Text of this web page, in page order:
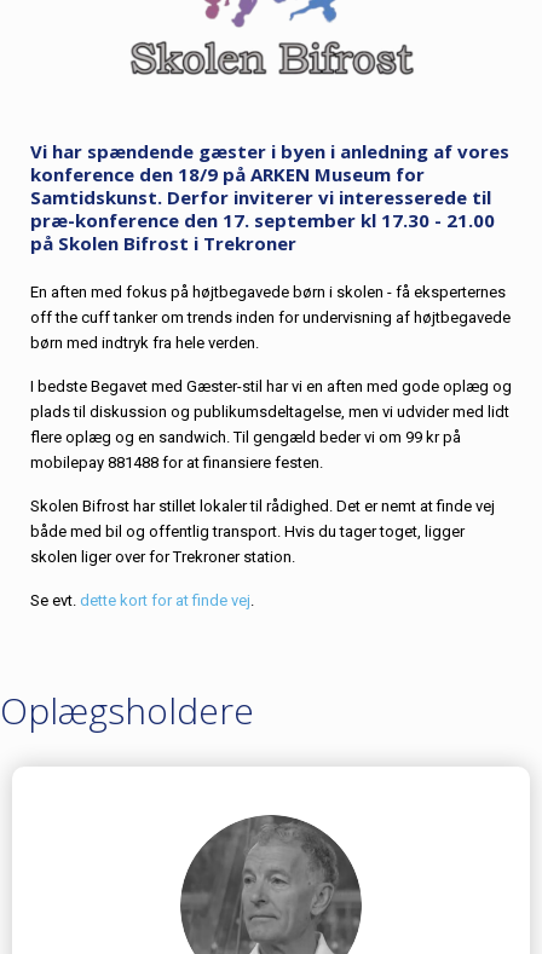
Vi har spændende gæster i byen i anledning af vores
konference den 18/9 på ARKEN Museum for
Samtidskunst. Derfor inviterer vi interesserede til
præ-konference den 17. september kl 17.30 - 21.00
på Skolen Bifrost i Trekroner
En aften med fokus på højtbegavede børn i skolen - få eksperternes
off the cuff tanker om trends inden for undervisning af højtbegavede
børn med indtryk fra hele verden.
I bedste Begavet med Gæster-stil har vi en aften med gode oplæg og
plads til diskussion og publikumsdeltagelse, men vi udvider med lidt
flere oplæg og en sandwich. Til gengæld beder vi om 99 kr på
mobilepay 881488 for at finansiere festen.
Skolen Bifrost har stillet lokaler til rådighed. Det er nemt at finde vej
både med bil og offentlig transport. Hvis du tager toget, ligger
skolen liger over for Trekroner station.
Se evt. dette kort for at finde vej.
Oplægsholdere